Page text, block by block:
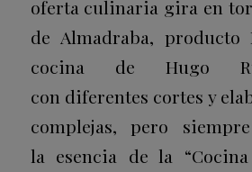
oferta culinaria gira en
de Almadraba,
cocina de Hugo
con diferentes cortes y
complejas, pero
la esencia de la